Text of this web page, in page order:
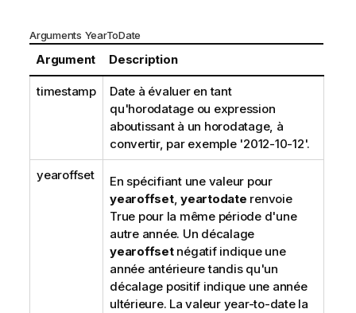
Arguments YearToDate
Argument Description
timestamp
Date à évaluer en tant
qu'horodatage ou expression
aboutissant à un horodatage, à
convertir, par exemple '2012-10-12'.
yearoffset
En spécifiant une valeur pour
yearoffset, yeartodate renvoie
True pour la même période d'une
autre année. Un décalage
yearoffsetnégatif indique une
année antérieure tandis qu'un
décalage positif indique une année
ultérieure. La valeur year-to-date la